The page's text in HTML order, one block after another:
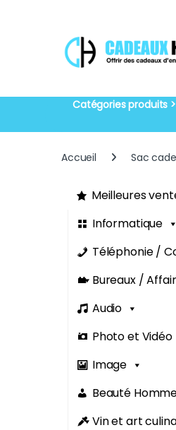
Accueil Sac
Meilleures
Informatique
Téléphonie /
Bureaux /
Audio
Photo et Vidéo
Image
Beauté
Vin et art